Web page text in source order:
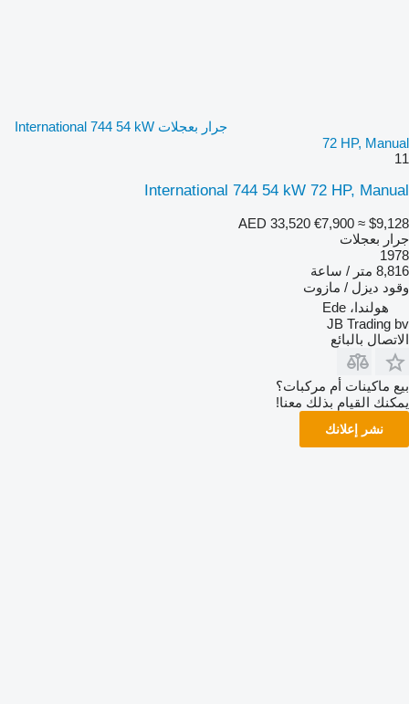
جرار بعجلات International 744 54 kW
72 HP, Manual
11
International 744 54 kW 72 HP, Manual
AED 33,520 €7,900 ≈ $9,128
جرار بعجلات
1978
8,816 متر / ساعة
وقود ديزل / مازوت
هولندا، Ede
JB Trading bv
الاتصال بالبائع
بيع ماكينات أم مركبات؟
يمكنك القيام بذلك معنا!
نشر إعلانك